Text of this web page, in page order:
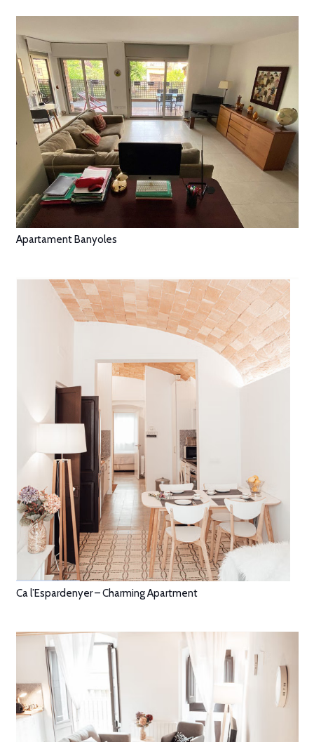
Apartament Banyoles
Ca l’Espardenyer – Charming Apartment